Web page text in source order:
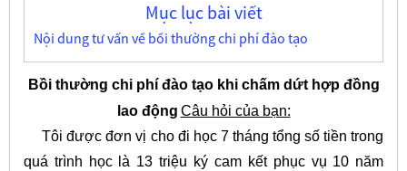
Mục lục bài viết
Nội dung tư vấn về bồi thường chi phí đào tạo
Bồi thường chi phí đào tạo khi chấm dứt hợp đồng
lao động Câu hỏi của bạn:
Tôi được đơn vị cho đi học 7 tháng tổng số tiền trong
quá trình học là 13 triệu ký cam kết phục vụ 10 năm